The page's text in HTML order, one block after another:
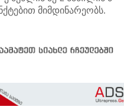
მიმდინარეობს.